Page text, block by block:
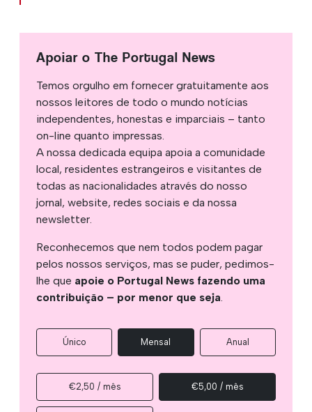
Apoiar o The Portugal News
Temos orgulho em fornecer gratuitamente aos
nossos leitores de todo o mundo notícias
independentes, honestas e imparciais – tanto
on-line quanto impressas.
A nossa dedicada equipa apoia a comunidade
local, residentes estrangeiros e visitantes de
todas as nacionalidades através do nosso
jornal, website, redes sociais e da nossa
newsletter.
Reconhecemos que nem todos podem pagar
pelos nossos serviços, mas se puder, pedimos-
lhe que apoie o Portugal News fazendo uma
contribuição – por menor que seja.
Único Mensal Anual
€2,50 / mês €5,00 / mês